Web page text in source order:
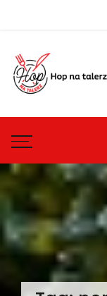
każdą okazję